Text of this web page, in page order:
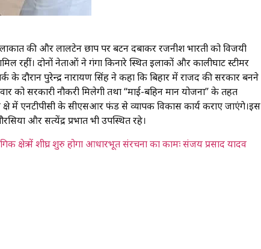
की और लालटेन छाप पर बटन दबाकर रजनीश भारती को विजयी
रहीं। दोनों नेताओं ने गंगा किनारे स्थित इलाकों और कालीघाट स्टीमर
के दौरान पुरेन्द्र नारायण सिंह ने कहा कि बिहार में राजद की सरकार बनने
को सरकारी नौकरी मिलेगी तथा “माई-बहिन मान योजना” के तहत
में एनटीपीसी के सीएसआर फंड से व्यापक विकास कार्य कराए जाएंगे।इस
और सत्येंद्र प्रभात भी उपस्थित रहे।
में शीघ्र शुरु होगा आधारभूत संरचना का कामः संजय प्रसाद यादव